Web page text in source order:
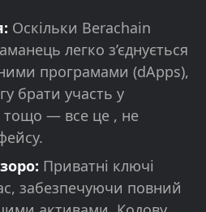
Оскільки Berachain
легко з’єднується
програмами (dApps),
брати участь у
тощо — все це , не
Приватні ключі
забезпечуючи повний